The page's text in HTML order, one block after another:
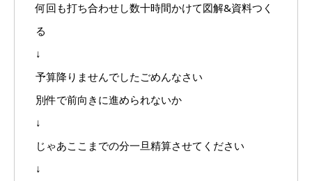
何回も打ち合わせし数十時間かけて図解&資料つく
る
↓
予算降りませんでしたごめんなさい
別件で前向きに進められないか
↓
じゃあここまでの分一旦精算させてください
↓